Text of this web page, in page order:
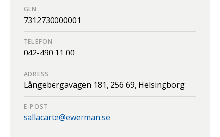
GLN
7312730000001
TELEFON
042-490 11 00
ADRESS
Långebergavägen 181, 256 69, Helsingborg
E-POST
sallacarte@ewerman.se